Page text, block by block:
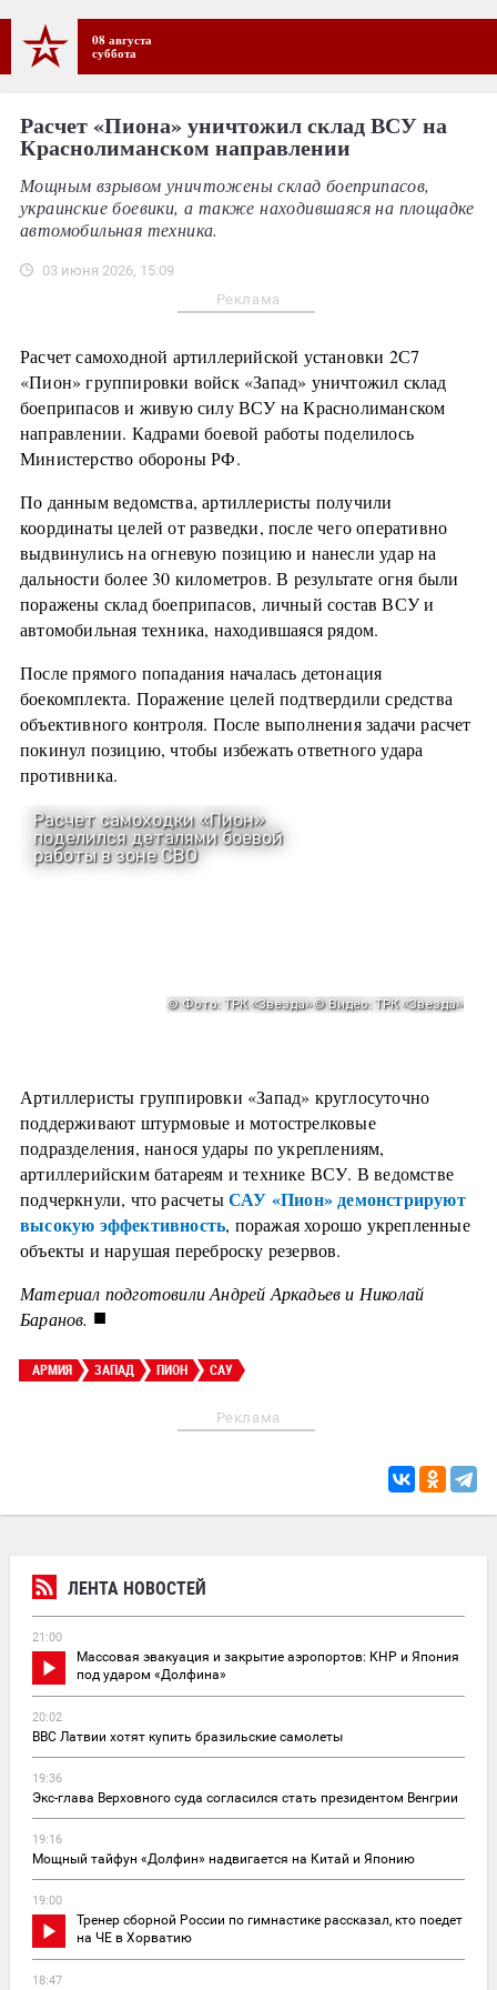
08 августа
суббота
ЛЕНТА НОВОСТЕЙ
21:00
Массовая эвакуация и закрытие аэропортов: КНР и Япония
под ударом «Долфина»
20:02
ВВС Латвии хотят купить бразильские самолеты
19:36
Экс-глава Верховного суда согласился стать президентом Венгрии
19:16
Мощный тайфун «Долфин» надвигается на Китай и Японию
19:00
Тренер сборной России по гимнастике рассказал, кто поедет
на ЧЕ в Хорватию
18:47
Расчет «Пиона» уничтожил склад ВСУ на
Краснолиманском направлении
Мощным взрывом уничтожены склад боеприпасов,
украинские боевики, а также находившаяся на площадке
автомобильная техника.
03 июня 2026, 15:09
Реклама
Расчет самоходной артиллерийской установки 2С7
«Пион» группировки войск «Запад» уничтожил склад
боеприпасов и живую силу ВСУ на Краснолиманском
направлении. Кадрами боевой работы поделилось
Министерство обороны РФ.
По данным ведомства, артиллеристы получили
координаты целей от разведки, после чего оперативно
выдвинулись на огневую позицию и нанесли удар на
дальности более 30 километров. В результате огня были
поражены склад боеприпасов, личный состав ВСУ и
автомобильная техника, находившаяся рядом.
После прямого попадания началась детонация
боекомплекта. Поражение целей подтвердили средства
объективного контроля. После выполнения задачи расчет
покинул позицию, чтобы избежать ответного удара
противника.
Артиллеристы группировки «Запад» круглосуточно
поддерживают штурмовые и мотострелковые
подразделения, нанося удары по укреплениям,
артиллерийским батареям и технике ВСУ. В ведомстве
подчеркнули, что расчетыСАУ «Пион» демонстрируют
высокую эффективность, поражая хорошо укрепленные
объекты и нарушая переброску резервов.
Материал подготовили Андрей Аркадьев и Николай
Баранов. ■
АРМИЯ ЗАПАД ПИОН САУ
Реклама